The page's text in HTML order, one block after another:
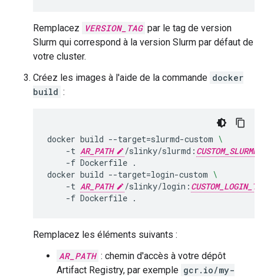
Remplacez VERSION_TAG par le tag de version
Slurm qui correspond à la version Slurm par défaut de
votre cluster.
Créez les images à l'aide de la commande docker
build :
docker build --target=slurmd-custom \
-t AR_PATH /slinky/slurmd:
-f Dockerfile .
docker build --target=login-custom \
-t AR_PATH /slinky/login:
-f Dockerfile
Remplacez les éléments suivants :
AR_PATH : chemin d'accès à votre dépôt
Artifact Registry, par exemple gcr.io/my-